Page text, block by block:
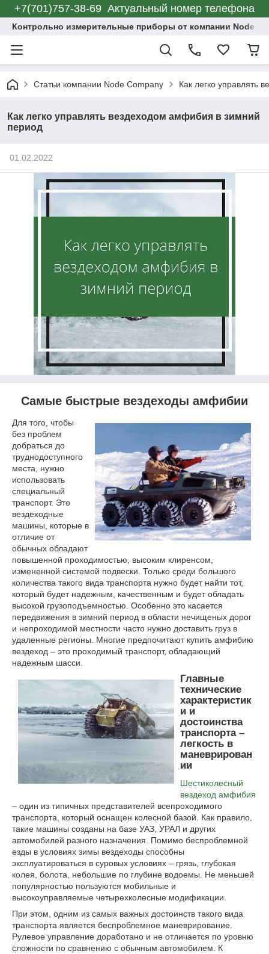
+7(701)757-38-69 Актуальный номер телефона
Контрольно измерительные приборы от компании Node
Статьи компании Node Company Как легко управлять
Как легко управлять вездеходом амфибия в зимний
период
01.02.2022
Самые быстрые вездеходы амфибии
Для того, чтобы
без проблем
добраться до
труднодоступного
места, нужно
использовать
специальный
транспорт. Это
вездеходные
машины, которые в
отличие от
обычных обладают
повышенной проходимостью, высоким клиренсом,
измененной системой подвески. Только среди большого
количества такого вида транспорта нужно будет найти тот,
который будет надежным, качественным и будет обладать
высокой грузоподъемностью. Особенно это касается
передвижения в зимний период в области нечищеных дорог
и непроходимой местности часто нужно доставить груз в
удаленные регионы. Многие предпочитают купить амфибию
вездеход – это проходимый транспорт, обладающий
надежным шасси.
Главные
технические
характеристик
и и
достоинства
транспорта –
легкость в
маневрирован
ии
Шестиколесный
вездеход амфибия
– один из типичных представителей всепроходимого
транспорта, который оснащен колесной базой. Как правило,
такие машины созданы на базе УАЗ, УРАЛ и других
автомобилей разного назначения. Помимо беспроблемной
езды в условиях зимы вездеходы способны
эксплуатироваться в суровых условиях – грязь, глубокая
колея, болота, небольшие по глубине водоемы. Не меньшей
популярностью пользуются мобильные и
высокоуправляемые четырехколесные модификации.
При этом, одним из самых важных достоинств такого вида
транспорта является беспроблемное маневрирование.
Рулевое управление доработано и не отличается по уровню
сложности по сравнению с обычным автомобилем. К